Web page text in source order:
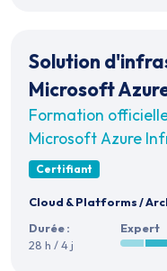
Solution
Microsoft
Formation
Microsoft Azure
Certifiant
Cloud & Platforms/
Durée :
28 h / 4 j
Expert